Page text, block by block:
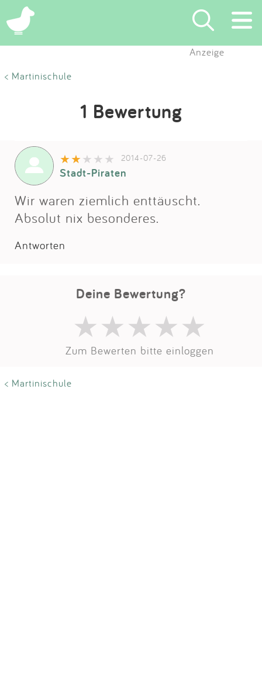
Eintragen
Blog
Partner
Anzeige
< Martinischule
1 Bewertung
2014-07-26
Stadt-Piraten
Wir waren ziemlich enttäuscht.
Absolut nix besonderes.
Antworten
Deine Bewertung?
Zum Bewerten bitte einloggen
< Martinischule